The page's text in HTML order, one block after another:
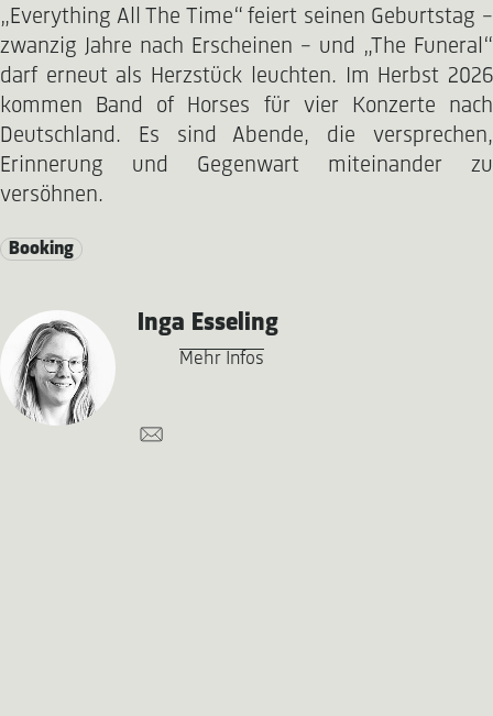
„Everything All The Time“ feiert seinen Geburtstag –
zwanzig Jahre nach Erscheinen – und „The Funeral“
darf erneut als Herzstück leuchten. Im Herbst 2026
kommen Band of Horses für vier Konzerte nach
Deutschland. Es sind Abende, die versprechen,
Erinnerung und Gegenwart miteinander zu
versöhnen.
Booking
Inga Esseling
Mehr Infos